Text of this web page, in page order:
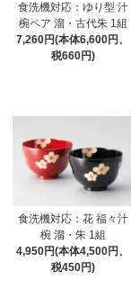
食洗機対応：ゆり型 汁
椀ペア 溜・古代朱 1組
7,260円(本体6,600円、
税660円)
食洗機対応：花 福々汁
椀 溜・朱 1組
4,950円(本体4,500円、
税450円)